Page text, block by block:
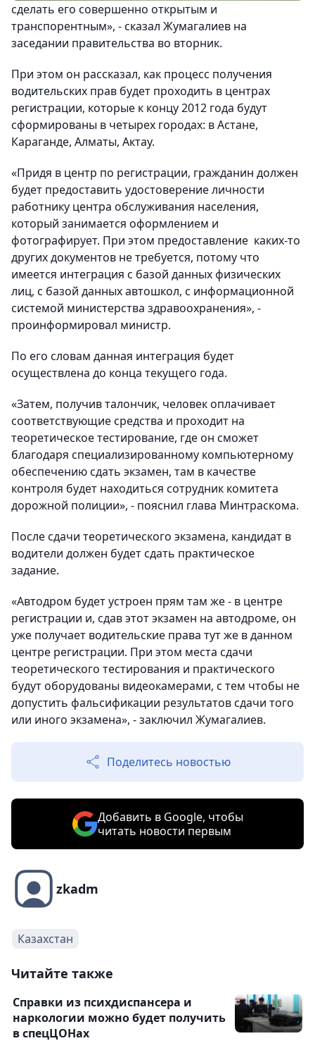
сделать его совершенно открытым и
транспорентным», - сказал Жумагалиев на
заседании правительства во вторник.
При этом он рассказал, как процесс получения
водительских прав будет проходить в центрах
регистрации, которые к концу 2012 года будут
сформированы в четырех городах: в Астане,
Караганде, Алматы, Актау.
«Придя в центр по регистрации, гражданин должен
будет предоставить удостоверение личности
работнику центра обслуживания населения,
который занимается оформлением и
фотографирует. При этом предоставление каких-то
других документов не требуется, потому что
имеется интеграция с базой данных физических
лиц, с базой данных автошкол, с информационной
системой министерства здравоохранения», -
проинформировал министр.
По его словам данная интеграция будет
осуществлена до конца текущего года.
«Затем, получив талончик, человек оплачивает
соответствующие средства и проходит на
теоретическое тестирование, где он сможет
благодаря специализированному компьютерному
обеспечению сдать экзамен, там в качестве
контроля будет находиться сотрудник комитета
дорожной полиции», - пояснил глава Минтраскома.
После сдачи теоретического экзамена, кандидат в
водители должен будет сдать практическое
задание.
«Автодром будет устроен прям там же - в центре
регистрации и, сдав этот экзамен на автодроме, он
уже получает водительские права тут же в данном
центре регистрации. При этом места сдачи
теоретического тестирования и практического
будут оборудованы видеокамерами, с тем чтобы не
допустить фальсификации результатов сдачи того
или иного экзамена», - заключил Жумагалиев.
Поделитесь новостью
Добавить в Google, чтобы
читать новости первым
zkadm
Казахстан
Читайте также
Справки из психдиспансера и
наркологии можно будет получить
в спецЦОНах